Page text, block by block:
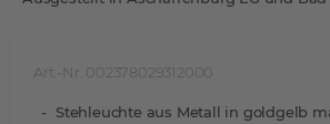
Art.-Nr. 002378029312000
Stehleuchte aus Metall in goldgelb